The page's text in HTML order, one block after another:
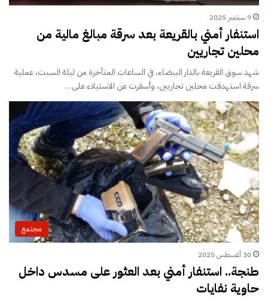
9 سبتمبر 2025
استنفار أمني بالقريعة بعد سرقة مبالغ مالية من
محلين تجاريين
شهد سوق القريعة بالدار البيضاء، في الساعات المتأخرة من ليلة السبت، عملية
سرقة استهدفت محلين تجاريين، وأسفرت عن الاستيلاء على…
مجتمع
30 أغسطس 2025
طنجة.. استنفار أمني بعد العثور على مسدس داخل
حاوية نفايات